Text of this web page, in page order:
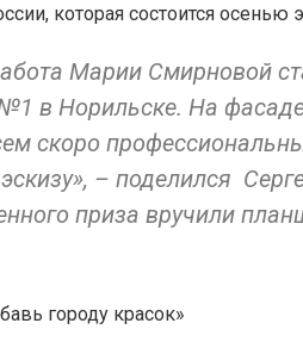
которая состоится осенью
Марии Смирновой
в Норильске. На
скоро
– поделился
приза вручили